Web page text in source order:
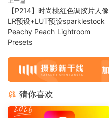
【P214】时尚桃红色调胶片人像
LR预设+LUT预设sparklestock
Peachy Peach Lightroom
Presets
猜你喜欢